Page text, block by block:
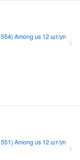
Among us 12 шт/уп
Among us 12 шт/уп